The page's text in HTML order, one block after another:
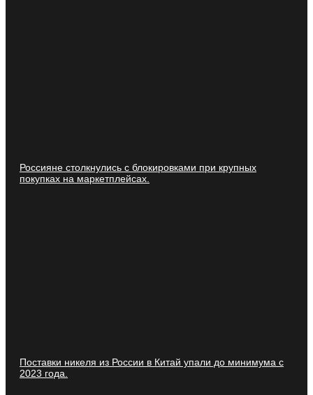
Россияне столкнулись с блокировками при крупных
покупках на маркетплейсах.
Поставки никеля из России в Китай упали до минимума с
2023 года.